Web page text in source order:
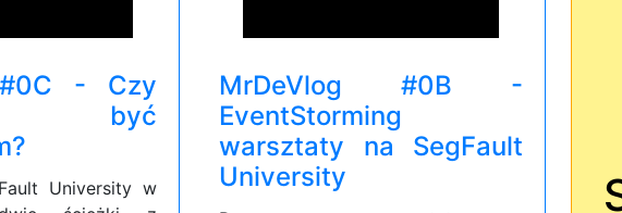
#0C - Czy
być
University w
MrDeVlog #0B -
EventStorming
warsztaty na SegFault
University